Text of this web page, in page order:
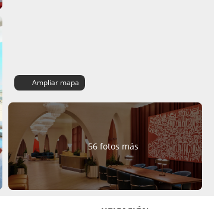
Ampliar mapa
56 fotos más